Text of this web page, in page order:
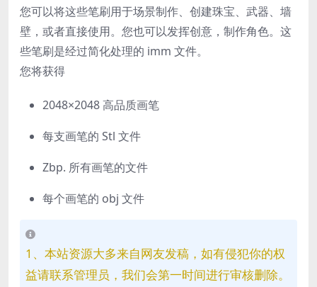
您可以将这些笔刷用于场景制作、创建珠宝、武器、墙
壁，或者直接使用。您也可以发挥创意，制作角色。 这
些笔刷是经过简化处理的 imm 文件。
您将获得
2048×2048 高品质画笔
每支画笔的 Stl 文件
Zbp. 所有画笔的文件
每个画笔的 obj 文件
1、本站资源大多来自网友发稿，如有侵犯你的权
益请联系管理员，我们会第一时间进行审核删除。